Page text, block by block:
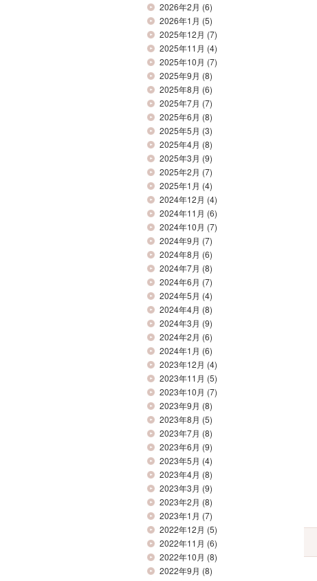
2026年2月 (6)
2026年1月 (5)
2025年12月 (7)
2025年11月 (4)
2025年10月 (7)
2025年9月 (8)
2025年8月 (6)
2025年7月 (7)
2025年6月 (8)
2025年5月 (3)
2025年4月 (8)
2025年3月 (9)
2025年2月 (7)
2025年1月 (4)
2024年12月 (4)
2024年11月 (6)
2024年10月 (7)
2024年9月 (7)
2024年8月 (6)
2024年7月 (8)
2024年6月 (7)
2024年5月 (4)
2024年4月 (8)
2024年3月 (9)
2024年2月 (6)
2024年1月 (6)
2023年12月 (4)
2023年11月 (5)
2023年10月 (7)
2023年9月 (8)
2023年8月 (5)
2023年7月 (8)
2023年6月 (9)
2023年5月 (4)
2023年4月 (8)
2023年3月 (9)
2023年2月 (8)
2023年1月 (7)
2022年12月 (5)
2022年11月 (6)
2022年10月 (8)
2022年9月 (8)